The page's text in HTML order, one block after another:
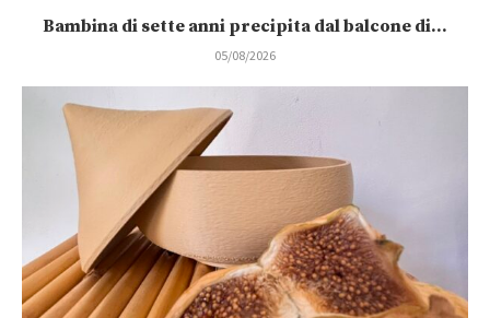
Bambina di sette anni precipita dal balcone di...
05/08/2026